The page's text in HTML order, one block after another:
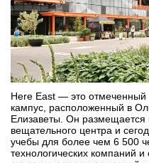
Here East — это отмеченный
кампус, расположенный в
Елизаветы. Он размещается
вещательного центра и
учебы для более чем 6 500
технологических компаний